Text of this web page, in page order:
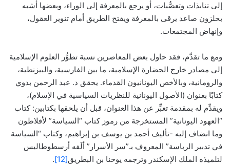
إلى تنابذات وتعصُّبات، أو يرجع بالمعرفة إلى الوراء، وبعضها أشبه
بحلزون صاعد يرقى بالمعرفة ويفتح الطريق أمام تنوير العقول،
وإنهاض المجتمعات.
ومع ما تقدَّم، فقد حاول بعض المعاصرين نسبة تطوُّر العلوم الإسلامية
إلى مصادر خارج الحضارة الإسلامية، ما بين الفارسية، والبيزنطية،
والرومانية، وبالأخص اليونانيون القدماء. يحقق د. عبد الرحمن بدوي
كتابًا بعنوان (الأصول اليونانية للنظريات السياسية في الإسلام)،
ويقدِّم له بمقدمة تعبِّر عن هذا العنوان، قبل أن يلحقها بكتابين: كتاب
“العهود اليونانية” المستخرجة من رموز كتاب “السياسة” لأفلاطون
وما انضاف إليه -تأليف أحمد بن يوسف بن إبراهيم، وكتاب “السياسة
في تدبير الرياسة” المعروف بـ”سر الأسرار” ألَفه أرسطوطاليس
لتلميذه الملك الإسكندر وترجمه يوحنا بن البطريق[12]
.